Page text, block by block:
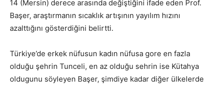
14 (Mersin) derece arasında değiştiğini ifade eden Prof.
Başer, araştırmanın sıcaklık artışının yayılım hızını
azalttığını gösterdiğini belirtti.
Türkiye’de erkek nüfusun kadın nüfusa gore en fazla
olduğu şehrin Tunceli, en az olduğu sehrin ise Kütahya
oldugunu söyleyen Başer, şimdiye kadar diğer ülkelerde